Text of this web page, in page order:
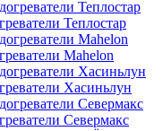
Теплостар
Mahelon
Хасиньлун
Севермакс